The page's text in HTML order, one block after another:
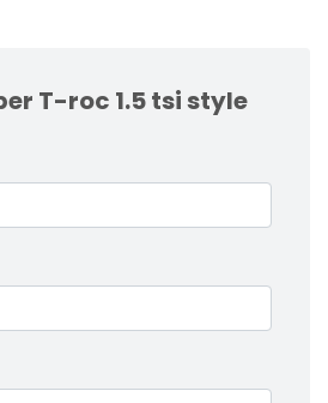
T-roc 1.5 tsi style